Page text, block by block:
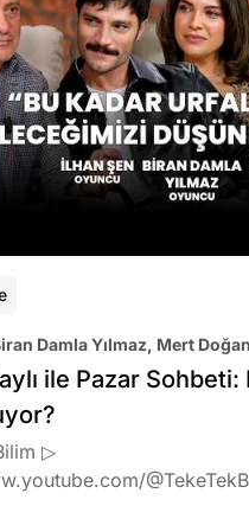
Damla Yılmaz, Mert Doğan
ile Pazar
▷
@TekeTekBilim